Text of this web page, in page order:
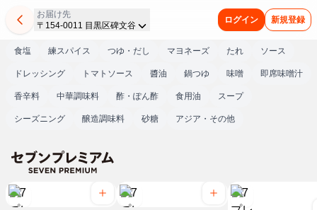
お届け先
〒154-0011 目黒区碑文谷
ログイン 新規登録
食塩 練スパイス つゆ・だし マヨネーズ たれ ソース
ドレッシング トマトソース 醬油 鍋つゆ 味噌 即席味噌汁
香辛料 中華調味料 酢・ぽん酢 食用油 スープ
シーズニング 醸造調味料 砂糖 アジア・その他